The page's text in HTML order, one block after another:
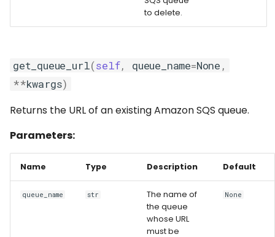
to delete.
get_queue_url(self, queue_name=None ,
**kwargs)
Returns the URL of an existing Amazon SQS queue.
Parameters:
Name Type Description Default
queue_name str
The name of
the queue
whose URL
must be
None